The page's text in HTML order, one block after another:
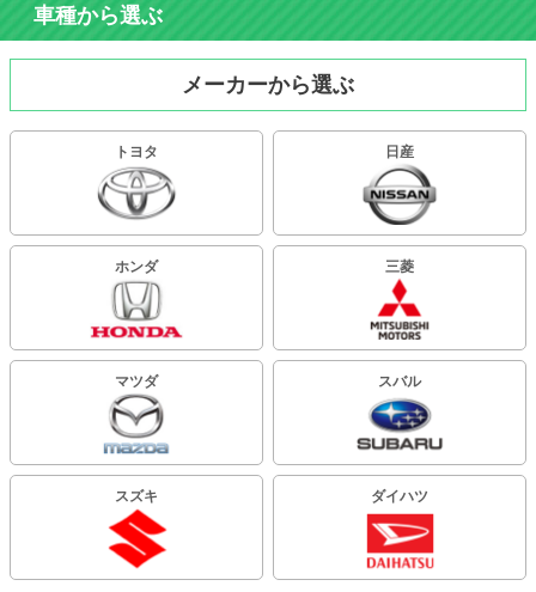
車種から選ぶ
メーカーから選ぶ
トヨタ 日産
ホンダ 三菱
マツダ スバル
スズキ ダイハツ